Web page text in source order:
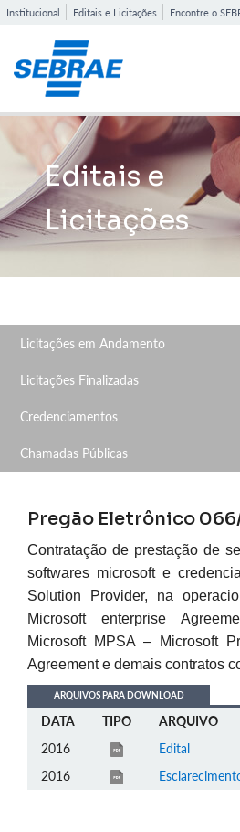
Institucional Editais e Licitações Encontre o
Editais e
Licitações
Licitações em Andamento
Licitações Finalizadas
Credenciamentos
Chamadas Públicas
Pregão Eletrônico
Contratação de prestação de
softwares microsoft e
Solution Provider, na
Microsoft enterprise
Microsoft MPSA – Microsoft
Agreement e demais contratos
ARQUIVOS PARA DOWNLOAD
DATA TIPO ARQUIVO
2016
Edital
2016